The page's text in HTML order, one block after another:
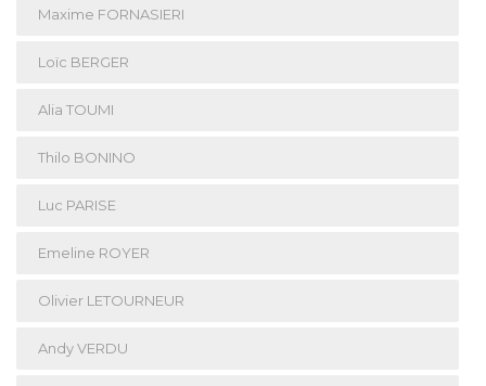
Maxime FORNASIERI
Loïc BERGER
Alia TOUMI
Thilo BONINO
Luc PARISE
Emeline ROYER
Olivier LETOURNEUR
Andy VERDU